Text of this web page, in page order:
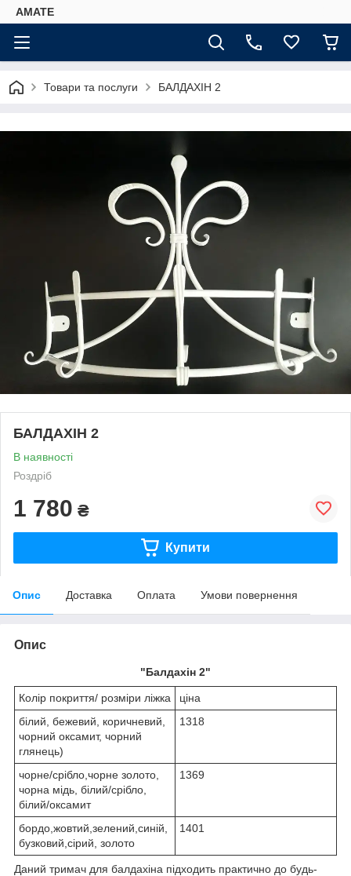
AMATE
Товари та послуги БАЛДАХІН 2
БАЛДАХІН 2
В наявності
Роздріб
1 780 ₴
Купити
Опис Доставка Оплата Умови повернення
Опис
"Балдахін 2"
Колір покриття/ розміри ліжка
ціна
білий, бежевий, коричневий,
чорний оксамит, чорний
глянець)
1318
чорне/срібло,чорне золото,
чорна мідь, білий/срібло,
білий/оксамит
1369
бордо,жовтий,зелений,синій,
бузковий,сірий, золото
1401
Даний тримач для балдахіна підходить практично до будь-